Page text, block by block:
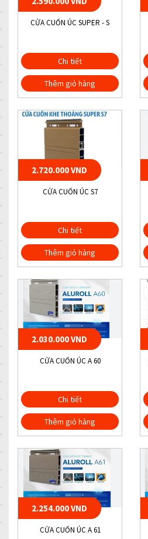
CỬA CUỐN ÚC SUPER - S
Chi tiết
Thêm giỏ hàng
2.720.000 VND
CỬA CUỐN ÚC S7
Chi tiết
Thêm giỏ hàng
2.030.000 VND
CỬA CUỐN ÚC A 60
Chi tiết
Thêm giỏ hàng
2.254.000 VND
CỬA CUỐN ÚC A 61